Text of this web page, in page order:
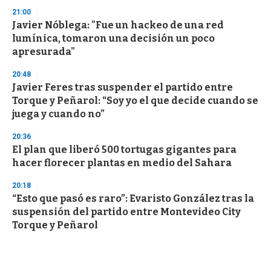
21:00
Javier Nóblega: "Fue un hackeo de una red
lumínica, tomaron una decisión un poco
apresurada"
20:48
Javier Feres tras suspender el partido entre
Torque y Peñarol: “Soy yo el que decide cuando se
juega y cuando no”
20:36
El plan que liberó 500 tortugas gigantes para
hacer florecer plantas en medio del Sahara
20:18
“Esto que pasó es raro”: Evaristo González tras la
suspensión del partido entre Montevideo City
Torque y Peñarol